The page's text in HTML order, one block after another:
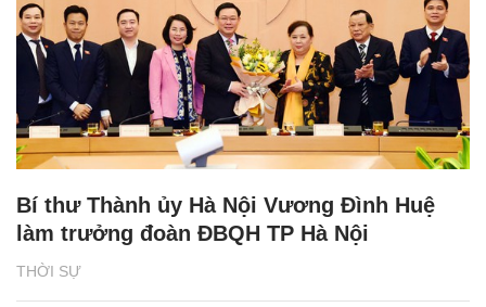
THỜI SỰ
Bí thư Thành ủy Hà Nội Vương Đình Huệ
làm trưởng đoàn ĐBQH TP Hà Nội